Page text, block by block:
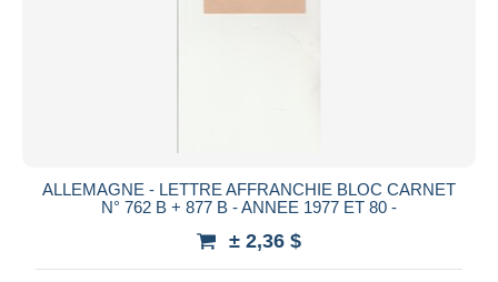
ALLEMAGNE - LETTRE AFFRANCHIE BLOC CARNET
N° 762 B + 877 B - ANNEE 1977 ET 80 -
± 2,36 $